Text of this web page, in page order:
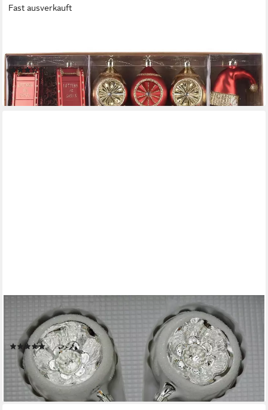
Fast ausverkauft
in Rot Gold, mit Geschenkpaket
(2)
129,95 €
lieferbar - in 6-7 Werktagen bei dir
LAUSCHAER GLAS
Christbaumschmuck Christbaumschmuck Reflexkugeln in
verschiedenen Farben
(11)
19,99 €
lieferbar - in 4-5 Werktagen bei dir
+1